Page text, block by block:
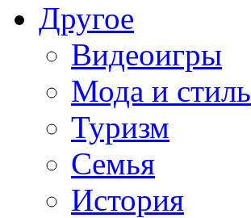
Другое
Видеоигры
Мода и стиль
Туризм
Семья
История